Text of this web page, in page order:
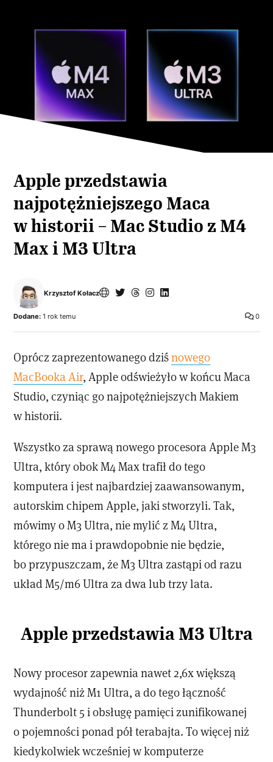
Apple przedstawia
najpotężniejszego Maca
w historii – Mac Studio z M4
Max i M3 Ultra
Krzysztof Kołacz
0
Dodane: 1 rok temu
Oprócz zaprezentowanego dziśnowego
MacBooka Air, Apple odświeżyło w końcu Maca
Studio, czyniąc go najpotężniejszych Makiem
w historii.
Wszystko za sprawą nowego procesora Apple M3
Ultra, który obok M4 Max trafił do tego
komputera i jest najbardziej zaawansowanym,
autorskim chipem Apple, jaki stworzyli. Tak,
mówimy o M3 Ultra, nie mylić z M4 Ultra,
którego nie ma i prawdopobnie nie będzie,
bo przypuszczam, że M3 Ultra zastąpi od razu
układ M5/m6 Ultra za dwa lub trzy lata.
Apple przedstawia M3 Ultra
Nowy procesor zapewnia nawet 2,6x większą
wydajność niż M1 Ultra, a do tego łączność
Thunderbolt 5 i obsługę pamięci zunifikowanej
o pojemności ponad pół terabajta. To więcej niż
kiedykolwiek wcześniej w komputerze